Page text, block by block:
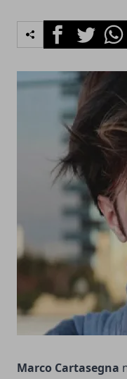
FacebookTwitter
Marco Cartasegna